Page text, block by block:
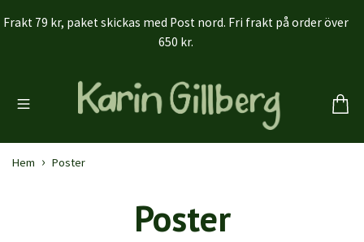
Frakt 79 kr, paket skickas med Post nord. Fri frakt på order över
650 kr.
Hem Poster
Poster